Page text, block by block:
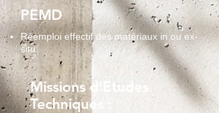
PEMD
Réemploi effectif des matériaux in ou ex-
situ.
Missions d’Etudes
Techniques :